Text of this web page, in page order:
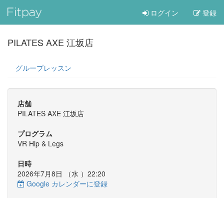
ログイン 登録
PILATES AXE 江坂店
グループレッスン
店舗
PILATES AXE 江坂店
プログラム
VR Hip & Legs
日時
2026年7月8日 （水 ）22:20
Google カレンダーに登録